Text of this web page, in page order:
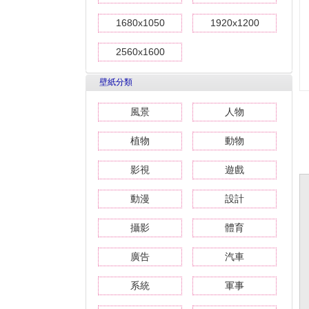
1680x1050 1920x1200
2560x1600
壁紙分類
風景 人物
植物 動物
影視 遊戲
動漫 設計
攝影 體育
廣告 汽車
系統 軍事